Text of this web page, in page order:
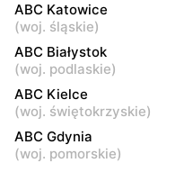
ABC
Warszawa, ul. Staniewicka
24
ABC
Warszawa, ul. Grenadierów
2
ABC Katowice
(woj. śląskie)
ABC Białystok
(woj. podlaskie)
ABC Kielce
(woj. świętokrzyskie)
ABC Gdynia
(woj. pomorskie)